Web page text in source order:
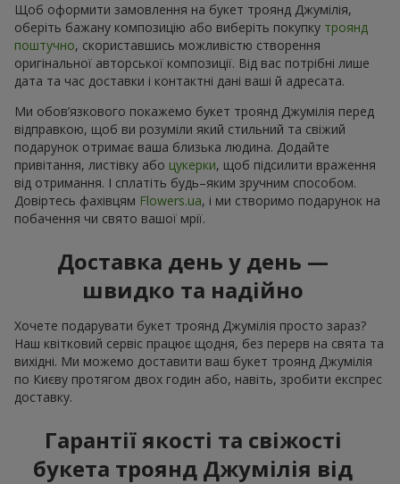
Щоб оформити замовлення на букет троянд Джумілія,
оберіть бажану композицію або виберіть покупку троянд
поштучно, скориставшись можливістю створення
оригінальної авторської композиції. Від вас потрібні лише
дата та час доставки і контактні дані ваші й адресата.
Ми обов’язкового покажемо букет троянд Джумілія перед
відправкою, щоб ви розуміли який стильний та свіжий
подарунок отримає ваша близька людина. Додайте
привітання, листівку або цукерки, щоб підсилити враження
від отримання. І сплатіть будь–яким зручним способом.
Довіртесь фахівцям Flowers.ua, і ми створимо подарунок на
побачення чи свято вашої мрії.
Доставка день у день —
швидко та надійно
Хочете подарувати букет троянд Джумілія просто зараз?
Наш квітковий сервіс працює щодня, без перерв на свята та
вихідні. Ми можемо доставити ваш букет троянд Джумілія
по Києву протягом двох годин або, навіть, зробити експрес
доставку.
Гарантії якості та свіжості
букета троянд Джумілія від